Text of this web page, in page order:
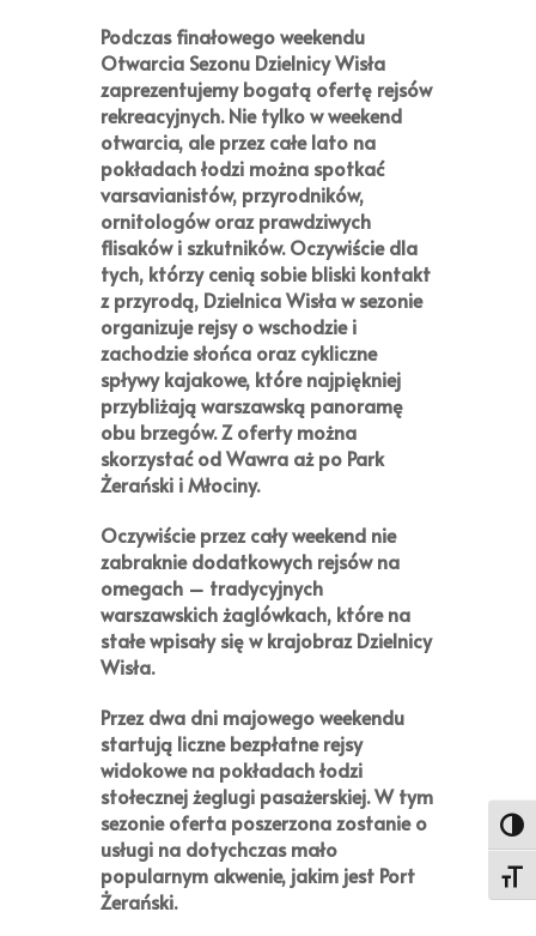
Podczasfinałowego weekendu
Otwarcia Sezonu Dzielnicy Wisła
zaprezentujemy bogatą ofertę rejsów
rekreacyjnych. Nie tylko w weekend
otwarcia, ale przez całe lato na
pokładach łodzi można spotkać
varsavianistów, przyrodników,
ornitologów oraz prawdziwych
flisaków i szkutników. Oczywiście dla
tych, którzy cenią sobie bliski kontakt
z przyrodą, Dzielnica Wisła w sezonie
organizuje rejsy o wschodzie i
zachodzie słońca oraz cykliczne
spływy kajakowe, które najpiękniej
przybliżają warszawską panoramę
obu brzegów. Z oferty można
skorzystać od Wawra aż po Park
Żerański i Młociny.
Oczywiście przez cały weekend nie
zabraknie dodatkowych rejsów na
omegach – tradycyjnych
warszawskich żaglówkach, które na
stałe wpisały się w krajobraz Dzielnicy
Wisła.
Przez dwa dni majowego weekendu
startują liczne bezpłatne rejsy
widokowe na pokładach łodzi
stołecznej żeglugi pasażerskiej. W tym
sezonie oferta poszerzona zostanie o
usługi na dotychczas mało
popularnym akwenie, jakim jest Port
Żerański.